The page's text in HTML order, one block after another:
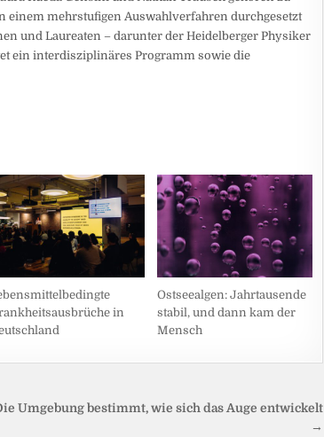
mehrstufigen Auswahlverfahren durchgesetzt
und Laureaten – darunter der Heidelberger Physiker
ein interdisziplinäres Programm sowie die
in
Ostseealgen: Jahrtausende
stabil, und dann kam der
Mensch
Umgebung bestimmt, wie sich das Auge entwickelt
→